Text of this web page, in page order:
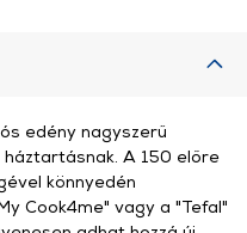
edény nagyszerű
A 150 előre
könnyedén
Cook4me" vagy a "Tefal"